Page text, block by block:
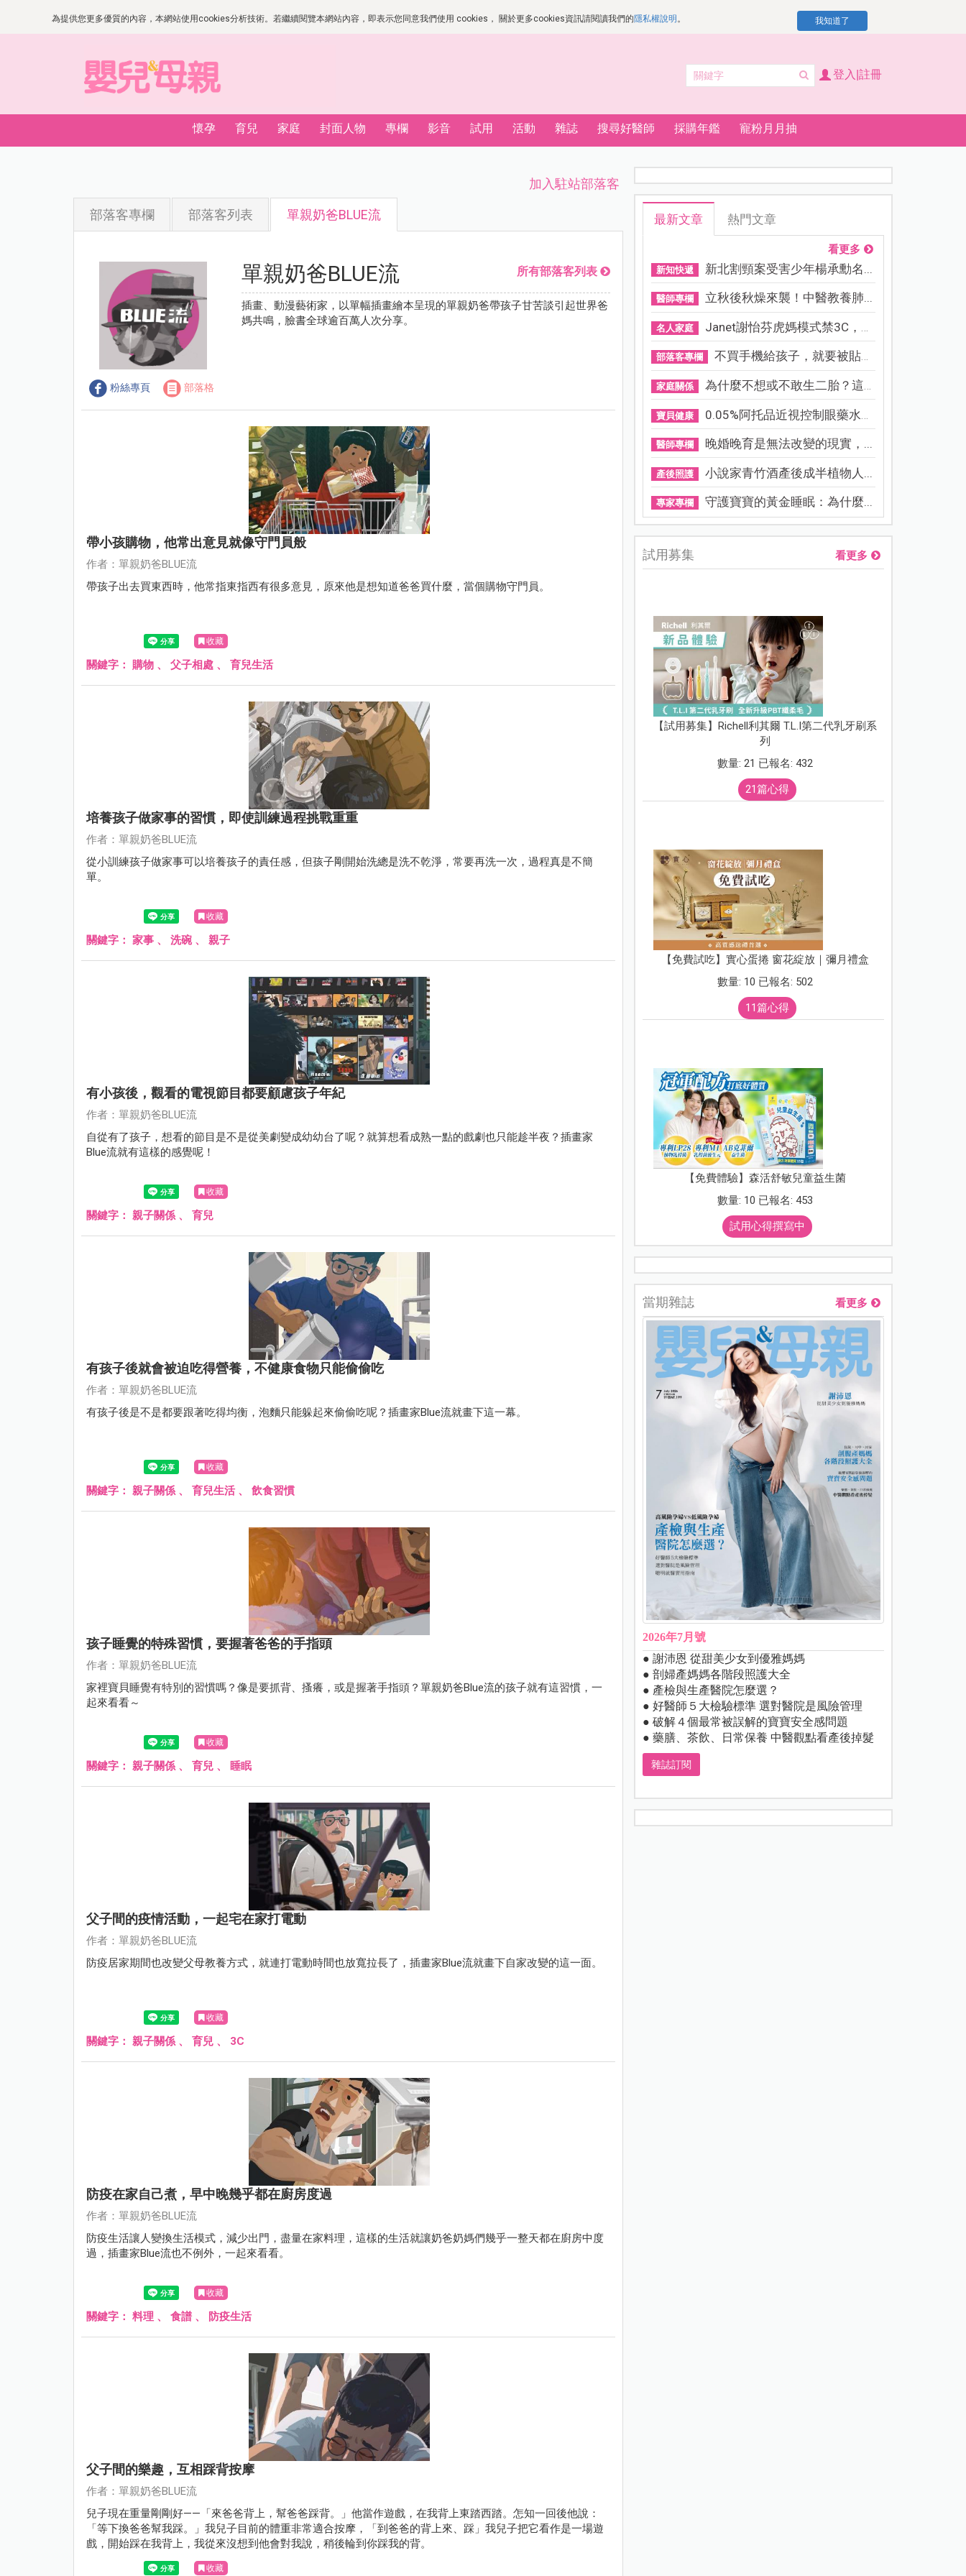
為提供您更多優質的內容，本網站使用cookies分析技術。若繼續閱覽本網站內容，即表示您同意我們使用 cookies， 關於更多cookies資訊請閱讀我們的隱私權說明 。 我知道了
登入|註冊
懷孕 育兒 家庭 封面人物 專欄 影音 試用 活動 雜誌 搜尋好醫師 採購年鑑 寵粉月月抽
加入駐站部落客
部落客專欄 部落客列表 單親奶爸BLUE流
粉絲專頁 部落格
單親奶爸BLUE流 所有部落客列表
插畫、動漫藝術家，以單幅插畫繪本呈現的單親奶爸帶孩子甘苦談引起世界爸
媽共鳴，臉書全球逾百萬人次分享。
帶小孩購物，他常出意見就像守門員般
作者：單親奶爸BLUE流
帶孩子出去買東西時，他常指東指西有很多意見，原來他是想知道爸爸買什麼，當個購物守門員。
收藏
關鍵字： 購物 、 父子相處 、 育兒生活
培養孩子做家事的習慣，即使訓練過程挑戰重重
作者：單親奶爸BLUE流
從小訓練孩子做家事可以培養孩子的責任感，但孩子剛開始洗總是洗不乾淨，常要再洗一次，過程真是不簡
單。
收藏
關鍵字： 家事 、 洗碗 、 親子
有小孩後，觀看的電視節目都要顧慮孩子年紀
作者：單親奶爸BLUE流
自從有了孩子，想看的節目是不是從美劇變成幼幼台了呢？就算想看成熟一點的戲劇也只能趁半夜？插畫家
Blue流就有這樣的感覺呢！
收藏
關鍵字： 親子關係 、 育兒
有孩子後就會被迫吃得營養，不健康食物只能偷偷吃
作者：單親奶爸BLUE流
有孩子後是不是都要跟著吃得均衡，泡麵只能躲起來偷偷吃呢？插畫家Blue流就畫下這一幕。
收藏
關鍵字： 親子關係 、 育兒生活、 飲食習慣
孩子睡覺的特殊習慣，要握著爸爸的手指頭
作者：單親奶爸BLUE流
家裡寶貝睡覺有特別的習慣嗎？像是要抓背、搔癢，或是握著手指頭？單親奶爸Blue流的孩子就有這習慣，一
起來看看～
收藏
關鍵字： 親子關係 、 育兒 、 睡眠
父子間的疫情活動，一起宅在家打電動
作者：單親奶爸BLUE流
防疫居家期間也改變父母教養方式，就連打電動時間也放寬拉長了，插畫家Blue流就畫下自家改變的這一面。
收藏
關鍵字： 親子關係 、 育兒 、 3C
防疫在家自己煮，早中晚幾乎都在廚房度過
作者：單親奶爸BLUE流
防疫生活讓人變換生活模式，減少出門，盡量在家料理，這樣的生活就讓奶爸奶媽們幾乎一整天都在廚房中度
過，插畫家Blue流也不例外，一起來看看。
收藏
關鍵字： 料理 、 食譜 、 防疫生活
父子間的樂趣，互相踩背按摩
作者：單親奶爸BLUE流
兒子現在重量剛剛好——「來爸爸背上，幫爸爸踩背。」他當作遊戲，在我背上東踏西踏。怎知一回後他說：
「等下換爸爸幫我踩。」我兒子目前的體重非常適合按摩，「到爸爸的背上來、踩」我兒子把它看作是一場遊
戲，開始踩在我背上，我從來沒想到他會對我說，稍後輪到你踩我的背。
收藏
最新文章 熱門文章
看更多
新知快遞 新北割頸案受害少年楊承勳名...
醫師專欄 立秋後秋燥來襲！中醫教養肺...
名人家庭 Janet謝怡芬虎媽模式禁3C，看...
部落客專欄 不買手機給孩子，就要被貼「...
家庭關係 為什麼不想或不敢生二胎？這8...
寶貝健康 0.05%阿托品近視控制眼藥水納...
醫師專欄 晚婚晚育是無法改變的現實，...
產後照護 小說家青竹酒產後成半植物人...
專家專欄 守護寶寶的黃金睡眠：為什麼...
試用募集 看更多
【試用募集】Richell利其爾 T.L.I第二代乳牙刷系
列
數量: 21 已報名: 432
21篇心得
【免費試吃】實心蛋捲 窗花綻放｜彌月禮盒
數量: 10 已報名: 502
11篇心得
【免費體驗】森活舒敏兒童益生菌
數量: 10 已報名: 453
試用心得撰寫中
當期雜誌 看更多
2026年7月號
● 謝沛恩 從甜美少女到優雅媽媽
● 剖婦產媽媽各階段照護大全
● 產檢與生產醫院怎麼選？
● 好醫師５大檢驗標準 選對醫院是風險管理
● 破解４個最常被誤解的寶寶安全感問題
● 藥膳、茶飲、日常保養 中醫觀點看產後掉髮
雜誌訂閱